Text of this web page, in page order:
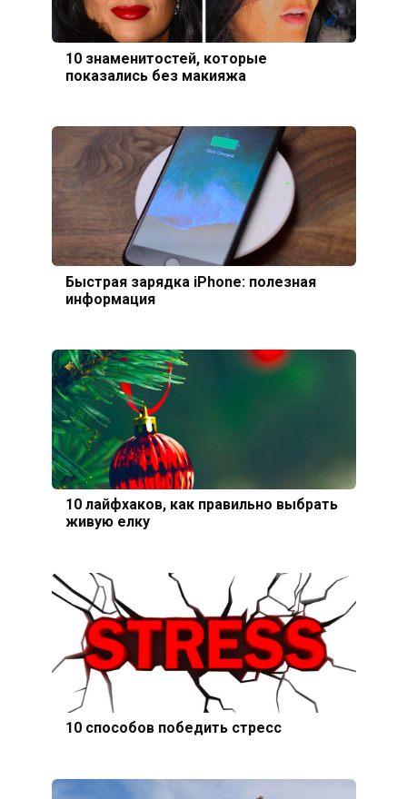
10 знаменитостей, которые
показались без макияжа
Быстрая зарядка iPhone: полезная
информация
10 лайфхаков, как правильно выбрать
живую елку
10 способов победить стресс